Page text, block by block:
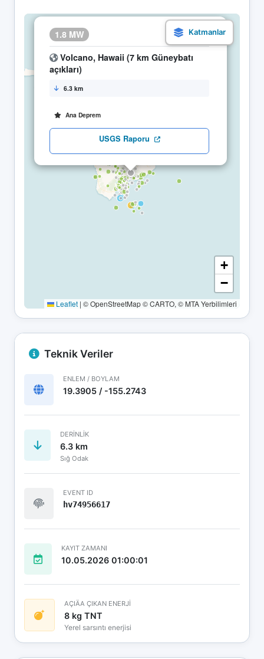
1.8 MW 10.05 03:56
Volcano, Hawaii (7 km Güneybatı
açıkları)
6.3 km
Ana Deprem
USGS Raporu
×
+
−
Leaflet | © OpenStreetMap © CARTO, © MTA Yerbilimleri
Teknik Veriler
ENLEM / BOYLAM
19.3905 / -155.2743
DERINLIK
6.3 km
Sığ Odak
EVENT ID
hv74956617
KAYIT ZAMANI
10.05.2026 01:00:01
AÇIÄA ÇIKAN ENERJİ
8 kg TNT
Yerel sarsıntı enerjisi